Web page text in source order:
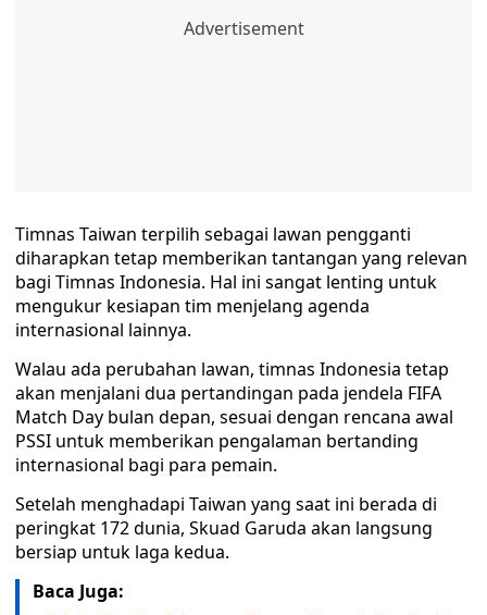
Timnas Taiwan terpilih sebagai lawan pengganti
diharapkan tetap memberikan tantangan yang relevan
bagi Timnas Indonesia. Hal ini sangat lenting untuk
mengukur kesiapan tim menjelang agenda
internasional lainnya.
Walau ada perubahan lawan, timnas Indonesia tetap
akan menjalani dua pertandingan pada jendela FIFA
Match Day bulan depan, sesuai dengan rencana awal
PSSI untuk memberikan pengalaman bertanding
internasional bagi para pemain.
Setelah menghadapi Taiwan yang saat ini berada di
peringkat 172 dunia, Skuad Garuda akan langsung
bersiap untuk laga kedua.
Baca Juga: